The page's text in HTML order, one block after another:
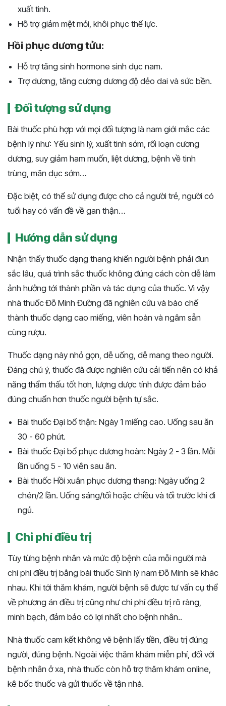
xuất tinh.
Hỗ trợ giảm mệt mỏi, khôi phục thể lực.
Hồi phục dương tửu:
Hỗ trợ tăng sinh hormone sinh dục nam.
Trợ dương, tăng cương dương độ dẻo dai và sức bền.
Đối tượng sử dụng
Bài thuốc phù hợp với mọi đối tượng là nam giới mắc các
bệnh lý như: Yếu sinh lý, xuất tinh sớm, rối loạn cương
dương, suy giảm ham muốn, liệt dương, bệnh về tinh
trùng, mãn dục sớm…
Đặc biệt, có thể sử dụng được cho cả người trẻ, người có
tuổi hay có vấn đề về gan thận…
Hướng dẫn sử dụng
Nhận thấy thuốc dạng thang khiến người bệnh phải đun
sắc lâu, quá trình sắc thuốc không đúng cách còn dễ làm
ảnh hưởng tới thành phần và tác dụng của thuốc. Vì vậy
nhà thuốc Đỗ Minh Đường đã nghiên cứu và bào chế
thành thuốc dạng cao miếng, viên hoàn và ngâm sẵn
cùng rượu.
Thuốc dạng này nhỏ gọn, dễ uống, dễ mang theo người.
Đáng chú ý, thuốc đã được nghiên cứu cải tiến nên có khả
năng thẩm thấu tốt hơn, lượng dược tính được đảm bảo
đúng chuẩn hơn thuốc người bệnh tự sắc.
Bài thuốc Đại bổ thận: Ngày 1 miếng cao. Uống sau ăn
30 - 60 phút.
Bài thuốc Đại bổ phục dương hoàn: Ngày 2 - 3 lần. Mỗi
lần uống 5 - 10 viên sau ăn.
Bài thuốc Hồi xuân phục dương thang: Ngày uống 2
chén/2 lần. Uống sáng/tối hoặc chiều và tối trước khi đi
ngủ.
Chi phí điều trị
Tùy từng bệnh nhân và mức độ bệnh của mỗi người mà
chi phí điều trị bằng bài thuốc Sinh lý nam Đỗ Minh sẽ khác
nhau. Khi tới thăm khám, người bệnh sẽ được tư vấn cụ thể
về phương án điều trị cũng như chi phí điều trị rõ ràng,
minh bạch, đảm bảo có lợi nhất cho bệnh nhân..
Nhà thuốc cam kết không vẽ bệnh lấy tiền, điều trị đúng
người, đúng bệnh. Ngoài việc thăm khám miễn phí, đối với
bệnh nhân ở xa, nhà thuốc còn hỗ trợ thăm khám online,
kê bốc thuốc và gửi thuốc về tận nhà.